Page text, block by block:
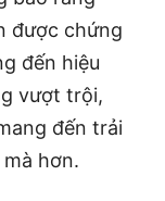
được chứng
đến hiệu
vượt trội,
đến trải
hơn.